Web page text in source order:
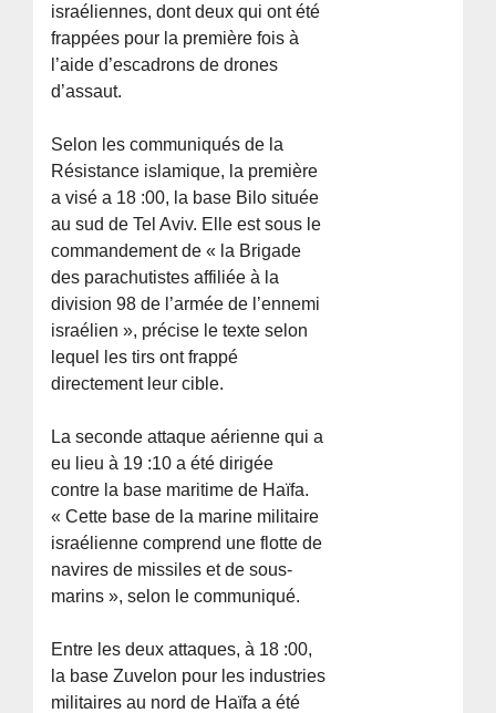
israéliennes, dont deux qui ont été
frappées pour la première fois à
l’aide d’escadrons de drones
d’assaut.
Selon les communiqués de la
Résistance islamique, la première
a visé a 18 :00, la base Bilo située
au sud de Tel Aviv. Elle est sous le
commandement de « la Brigade
des parachutistes affiliée à la
division 98 de l’armée de l’ennemi
israélien », précise le texte selon
lequel les tirs ont frappé
directement leur cible.
La seconde attaque aérienne qui a
eu lieu à 19 :10 a été dirigée
contre la base maritime de Haïfa.
« Cette base de la marine militaire
israélienne comprend une flotte de
navires de missiles et de sous-
marins », selon le communiqué.
Entre les deux attaques, à 18 :00,
la base Zuvelon pour les industries
militaires au nord de Haïfa a été